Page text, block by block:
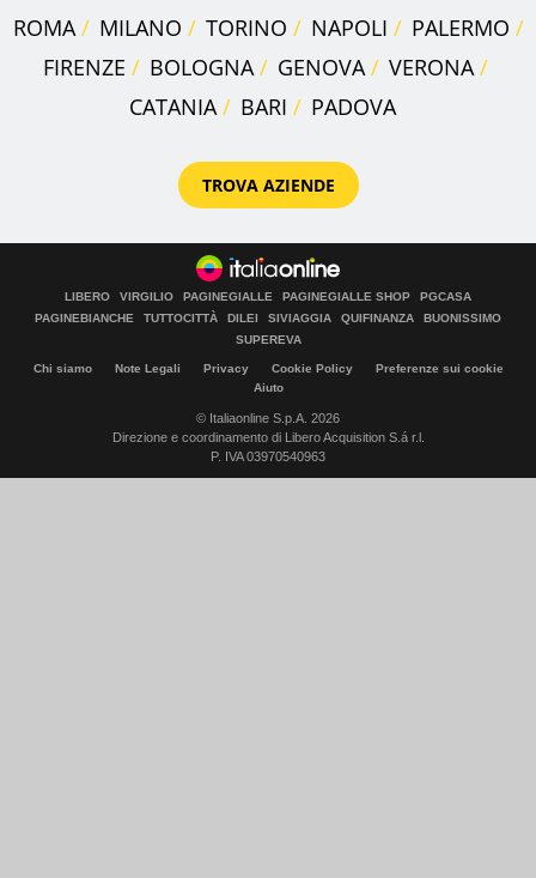
ROMA MILANO TORINO NAPOLI
PALERMO
FIRENZE
BOLOGNA GENOVA
VERONA
CATANIA
BARI PADOVA
TROVA AZIENDE
LIBERO VIRGILIO PAGINEGIALLE PAGINEGIALLE SHOP
PGCASA
PAGINEBIANCHE
TUTTOCITTÀ DILEI SIVIAGGIA QUIFINANZA
BUONISSIMO
SUPEREVA
Chi siamo Note Legali Privacy Cookie Policy
Preferenze sui cookie
Aiuto
© Italiaonline S.p.A. 2026
Direzione e coordinamento di Libero Acquisition S.á r.l.
P. IVA 03970540963